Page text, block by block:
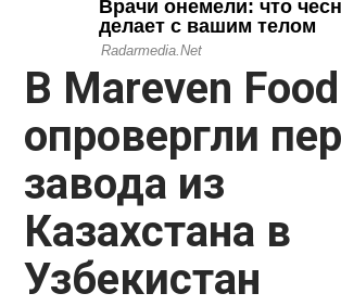
В Mareven Food
опровергли
завода из
Казахстана в
Узбекистан